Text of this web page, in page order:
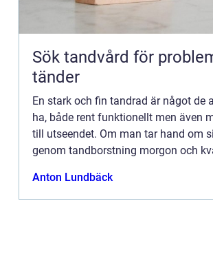
Sök tandvård för
tänder
En stark och fin tandrad är något de
ha, både rent funktionellt men även
till utseendet. Om man tar hand om
genom tandborstning morgon och
samt undviker för...
Anton Lundbäck